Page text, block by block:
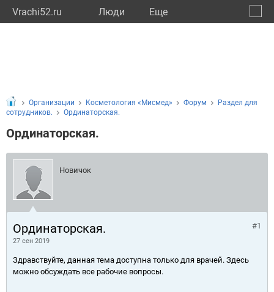
Vrachi52.ru Люди Eще
Организации Косметология «Мисмед» Форум
Раздел для
сотрудников.
Ординаторская.
Ординаторская.
Новичок
Ординаторская.
27 сен 2019
#1
Здравствуйте, данная тема доступна только для врачей. Здесь
можно обсуждать все рабочие вопросы.